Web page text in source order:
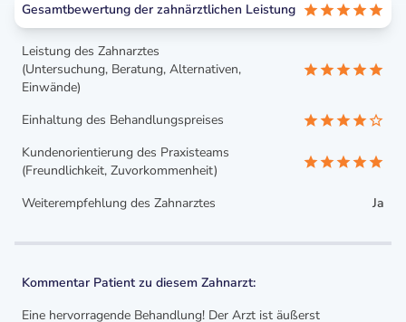
Gesamtbewertung der zahnärztlichen Leistung
Leistung des Zahnarztes
(Untersuchung, Beratung, Alternativen,
Einwände)
Einhaltung des Behandlungspreises
Kundenorientierung des Praxisteams
(Freundlichkeit, Zuvorkommenheit)
Weiterempfehlung des Zahnarztes
Ja
Kommentar Patient zu diesem Zahnarzt:
Eine hervorragende Behandlung! Der Arzt ist äußerst